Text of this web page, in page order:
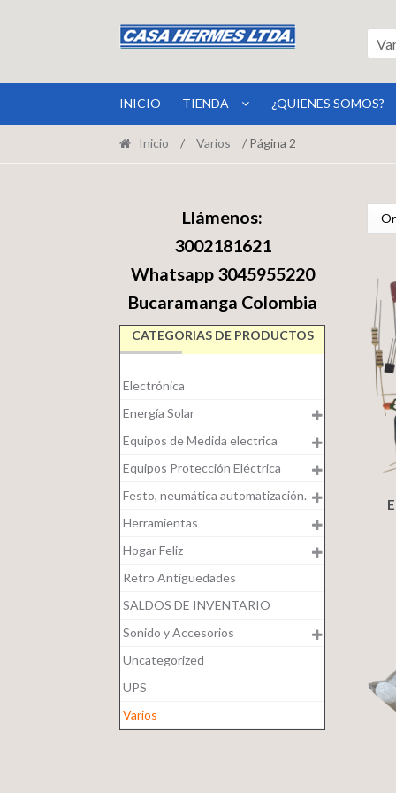
a
la
al
contenido
INICIO TIENDA ¿QUIENES SOMOS?
Inicio / Varios / Página 2
Llámenos:
3002181621
Whatsapp 3045955220
Bucaramanga Colombia
CATEGORIAS DE PRODUCTOS
Electrónica
Energía Solar
Equipos de Medida electrica
Equipos Protección Eléctrica
Festo, neumática automatización.
Herramientas
Hogar Feliz
Retro Antiguedades
SALDOS DE INVENTARIO
Sonido y Accesorios
Uncategorized
UPS
Varios